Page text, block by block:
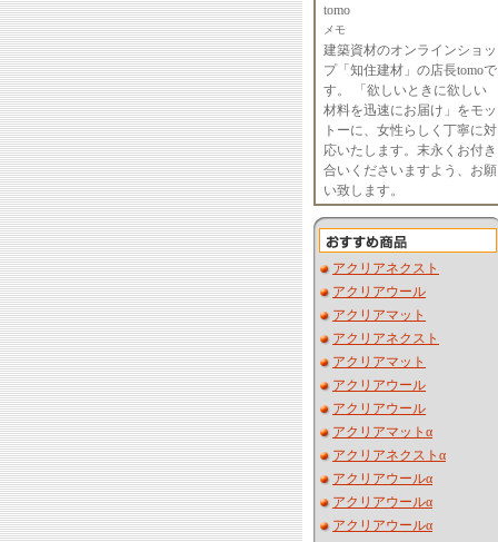
tomo
メモ
建築資材のオンラインショッ
プ「知住建材」の店長tomoで
す。 「欲しいときに欲しい
材料を迅速にお届け」をモッ
トーに、女性らしく丁寧に対
応いたします。末永くお付き
合いくださいますよう、お願
い致します。
アクリアネクスト
アクリアウール
アクリアマット
アクリアネクスト
アクリアマット
アクリアウール
アクリアウール
アクリアマットα
アクリアネクストα
アクリアウールα
アクリアウールα
アクリアウールα